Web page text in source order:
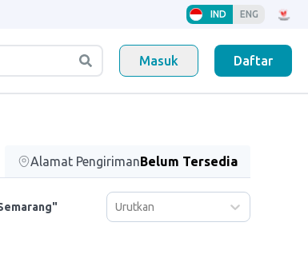
IND ENG
Masuk Daftar
Alamat PengirimanBelum Tersedia
Urutkan